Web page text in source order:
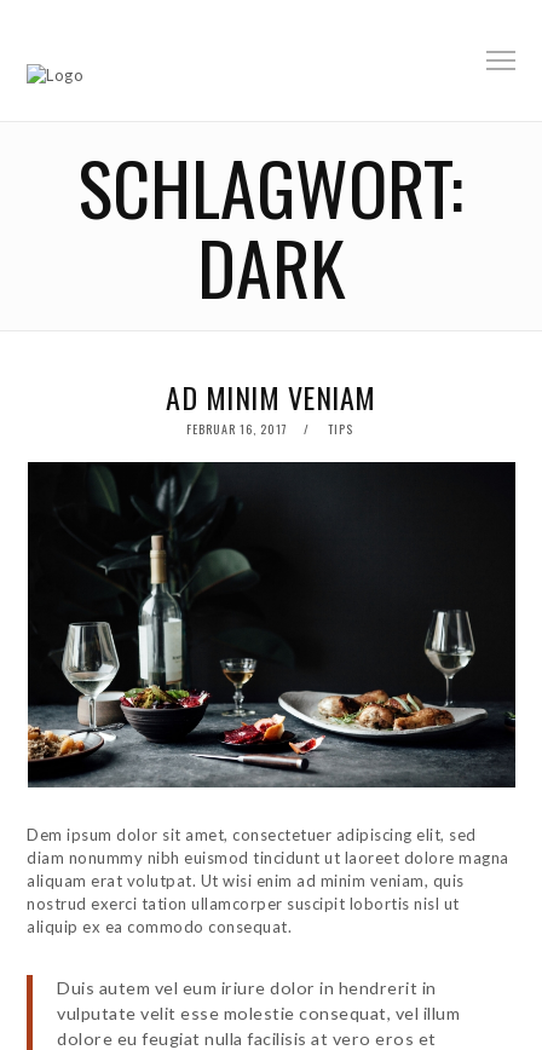
SCHLAGWORT:
DARK
AD MINIM VENIAM
POSTED
FEBRUAR 16, 2017 TIPS
Dem ipsum dolor sit amet, consectetuer adipiscing elit, sed
diam nonummy nibh euismod tincidunt ut laoreet dolore magna
aliquam erat volutpat. Ut wisi enim ad minim veniam, quis
nostrud exerci tation ullamcorper suscipit lobortis nisl ut
aliquip ex ea commodo consequat.
Duis autem vel eum iriure dolor in hendrerit in
vulputate velit esse molestie consequat, vel illum
dolore eu feugiat nulla facilisis at vero eros et